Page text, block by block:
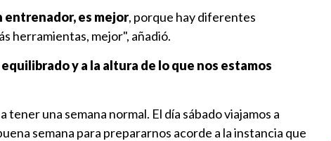
entrenador, es mejor, porque hay diferentes
herramientas, mejor", añadió.
y a la altura de lo que nos estamos
tener una semana normal. El día sábado viajamos a
semana para prepararnos acorde a la instancia que